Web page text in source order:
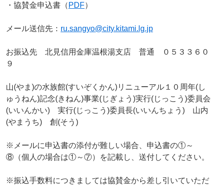
・協賛金申込書（ PDF）
メール送信先： ru.sangyo@city.kitami.lg.jp
お振込先 北見信用金庫温根湯支店 普通 ０５３３６０
９
山(やま)の水族館(すいぞくかん)リニューアル１０周年(し
ゅうねん)記念(きねん)事業(じぎょう)実行(じっこう)委員会
(いいんかい) 実行(じっこう)委員長(いいんちょう) 山内
(やまうち) 創(そう)
※メールに申込書の添付が難しい場合、申込書の①～
⑧（個人の場合は①～⑦）を記載し、送付してください。
※振込手数料につきましては協賛金から差し引いていただ